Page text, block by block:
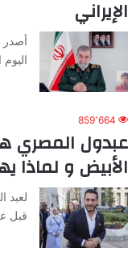
الإيراني
أصدر
اليوم
859٬664
عبدول المصري
الأبيض و لماذا
لعبد
قبل